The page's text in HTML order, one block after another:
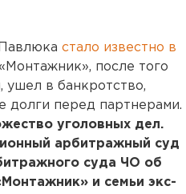
стало известно в
после того
ушел в банкротство,
долги перед партнерами.
уголовных дел.
арбитражный суд
суда ЧО об
и семьи экс-